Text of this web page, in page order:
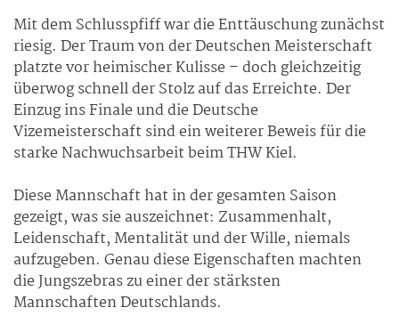
Mit dem Schlusspfiff war die Enttäuschung zunächst
riesig. Der Traum von der Deutschen Meisterschaft
platzte vor heimischer Kulisse – doch gleichzeitig
überwog schnell der Stolz auf das Erreichte. Der
Einzug ins Finale und die Deutsche
Vizemeisterschaft sind ein weiterer Beweis für die
starke Nachwuchsarbeit beim THW Kiel.
Diese Mannschaft hat in der gesamten Saison
gezeigt, was sie auszeichnet: Zusammenhalt,
Leidenschaft, Mentalität und der Wille, niemals
aufzugeben. Genau diese Eigenschaften machten
die Jungszebras zu einer der stärksten
Mannschaften Deutschlands.